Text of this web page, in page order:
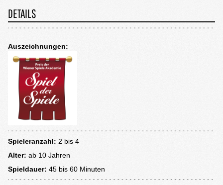
DETAILS
Auszeichnungen:
Spieleranzahl: 2 bis 4
Alter: ab 10 Jahren
Spieldauer: 45 bis 60 Minuten